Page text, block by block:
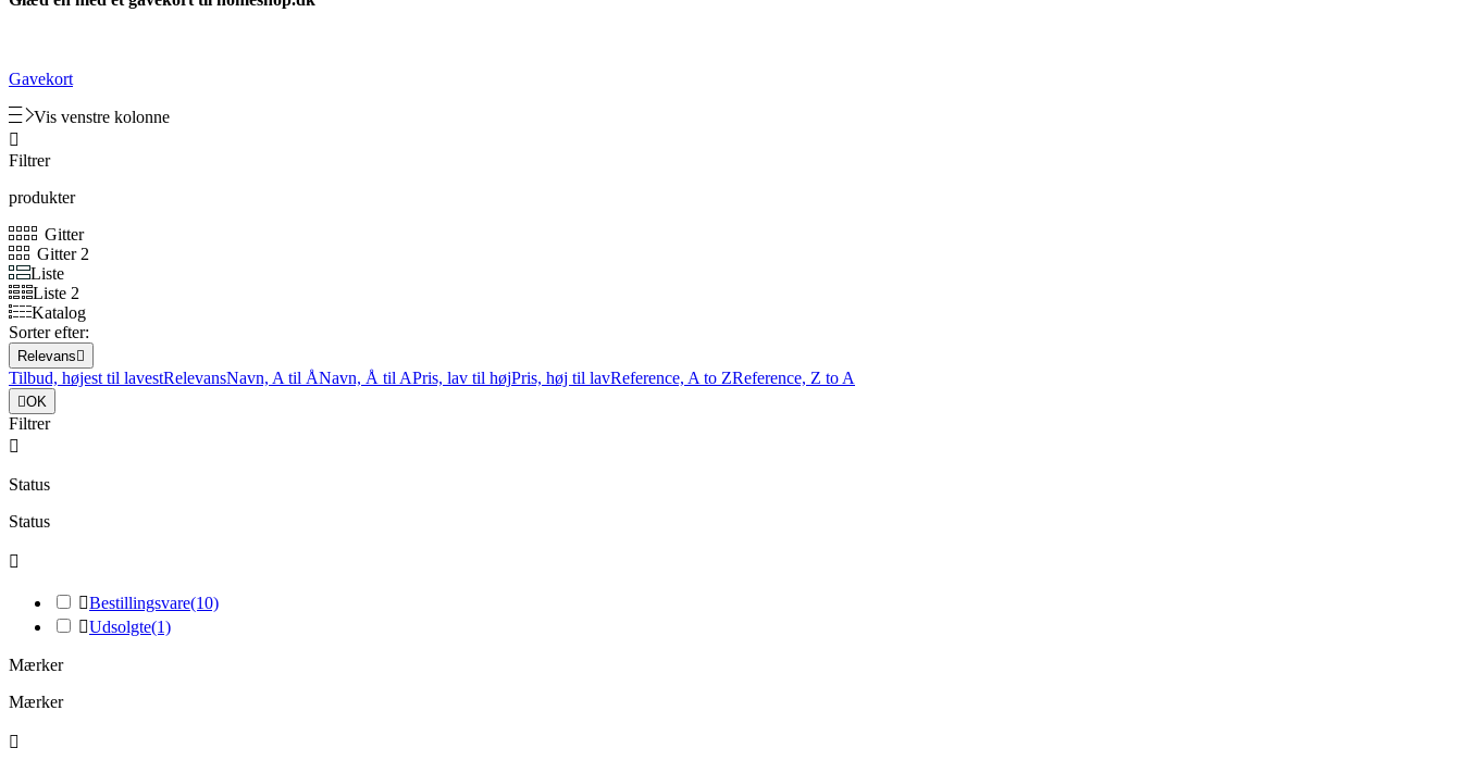
Gavekort
Vis venstre kolonne

Filtrer
produkter
Gitter
Gitter 2
Liste
Liste 2
Katalog
Sorter efter:
Relevans 
Tilbud, højest til lavestRelevansNavn, A til ÅNavn, Å til APris, lav til højPris, høj til lavReference, A to ZReference, Z to A
OK
Filtrer

Status
Status

Bestillingsvare(10)
Udsolgte(1)
Mærker
Mærker
